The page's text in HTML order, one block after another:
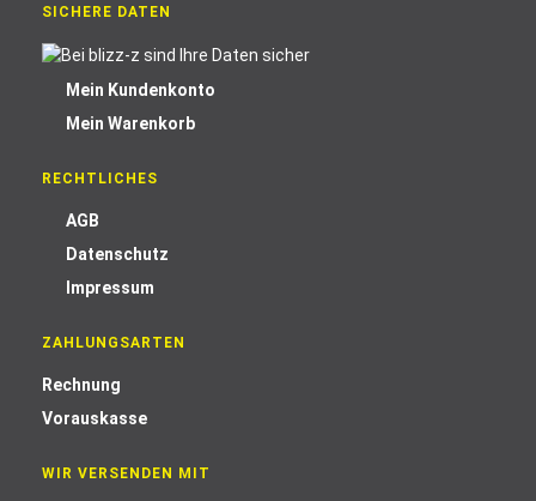
SICHERE DATEN
Mein Kundenkonto
Mein Warenkorb
RECHTLICHES
AGB
Datenschutz
Impressum
ZAHLUNGSARTEN
Rechnung
Vorauskasse
WIR VERSENDEN MIT